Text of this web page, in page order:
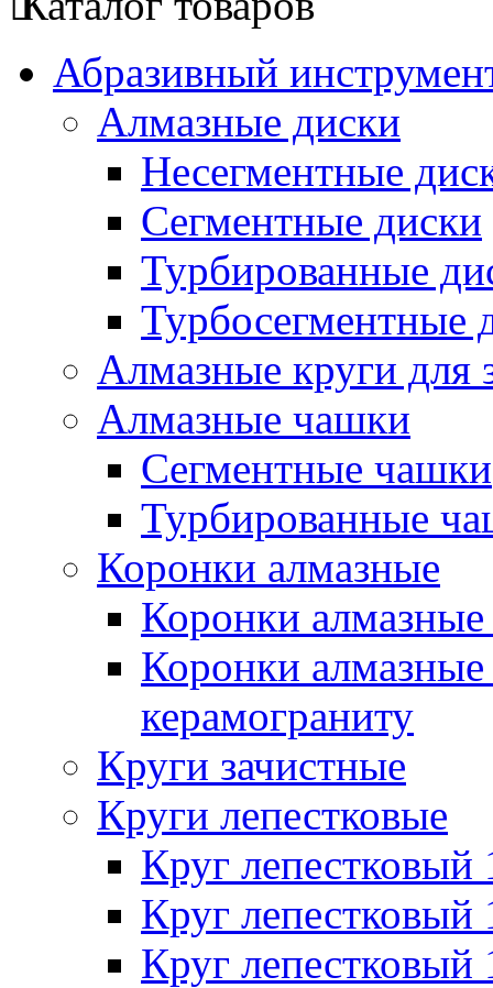
Абразивный
Алмазные диски
Несегментные
Сегментные диски
Турбированные
Турбосегментные
Алмазные круги для
Алмазные чашки
Сегментные чашки
Турбированные
Коронки алмазные
Коронки
Коронки
керамограниту
Круги зачистные
Круги лепестковые
Круг
Круг
Круг